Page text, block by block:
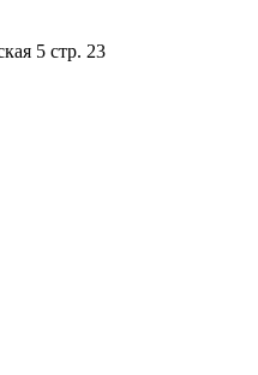
5 стр. 23